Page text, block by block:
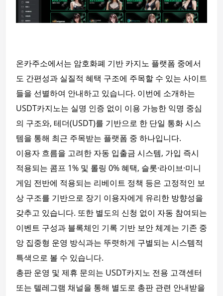
온카주소에서는 암호화폐 기반 카지노 플랫폼 중에서
도 간편성과 실질적 혜택 구조에 주목할 수 있는 사이트
들을 선별하여 안내하고 있습니다. 이번에 소개하는
USDT카지노는 실명 인증 없이 이용 가능한 익명 중심
의 구조와, 테더(USDT)를 기반으로 한 단일 통화 시스
템을 통해 최근 주목받는 플랫폼 중 하나입니다.
이용자 흐름을 고려한 자동 입출금 시스템, 가입 즉시
적용되는 콤프 1% 및 롤링 0% 혜택, 슬롯·라이브·미니
게임 전반에 적용되는 리베이트 정책 등은 고정적인 보
상 구조를 기반으로 장기 이용자에게 유리한 방향성을
갖추고 있습니다. 또한 별도의 신청 없이 자동 참여되는
이벤트 구성과 블록체인 기록 기반 보안 체계는 기존 중
앙 집중형 운영 방식과는 뚜렷하게 구별되는 시스템적
특색으로 볼 수 있습니다.
총판 운영 및 제휴 문의는 USDT카지노 전용 고객센터
또는 텔레그램 채널을 통해 별도로 총판 관련 안내받을